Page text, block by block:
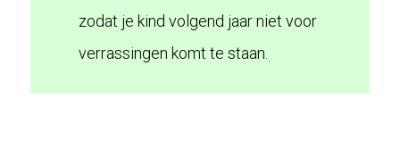
zodat je kind volgend jaar niet voor
verrassingen komt te staan.